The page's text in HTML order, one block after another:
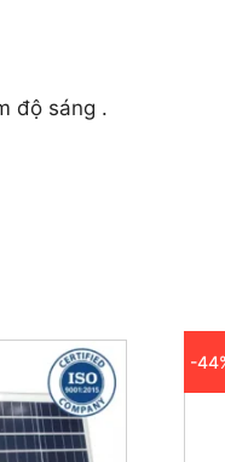
độ sáng .
-